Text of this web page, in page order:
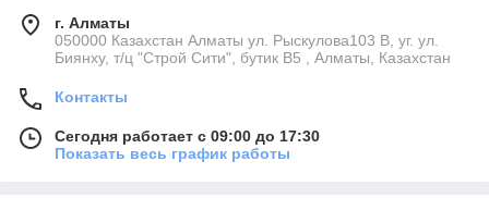
г. Алматы
050000 Казахстан Алматы ул. Рыскулова103 В, уг. ул.
Биянху, т/ц "Строй Сити", бутик В5 , Алматы, Казахстан
Контакты
Сегодня работает с 09:00 до 17:30
Показать весь график работы